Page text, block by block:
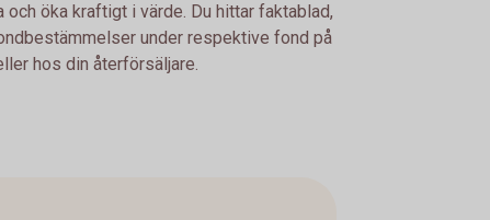
öka kraftigt i värde. Du hittar faktablad,
under respektive fond på
hos din återförsäljare.